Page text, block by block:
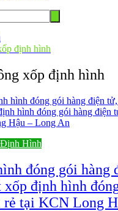
định hình
xốp định hình
Hình
đóng gói hàng
xốp định hình
rẻ tại KCN Long